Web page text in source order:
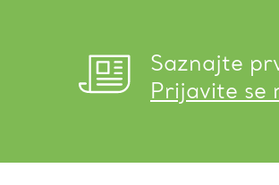
Saznajte
Prijavite se